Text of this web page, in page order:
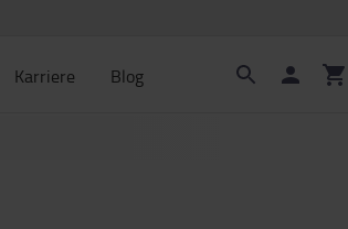
Karriere Blog